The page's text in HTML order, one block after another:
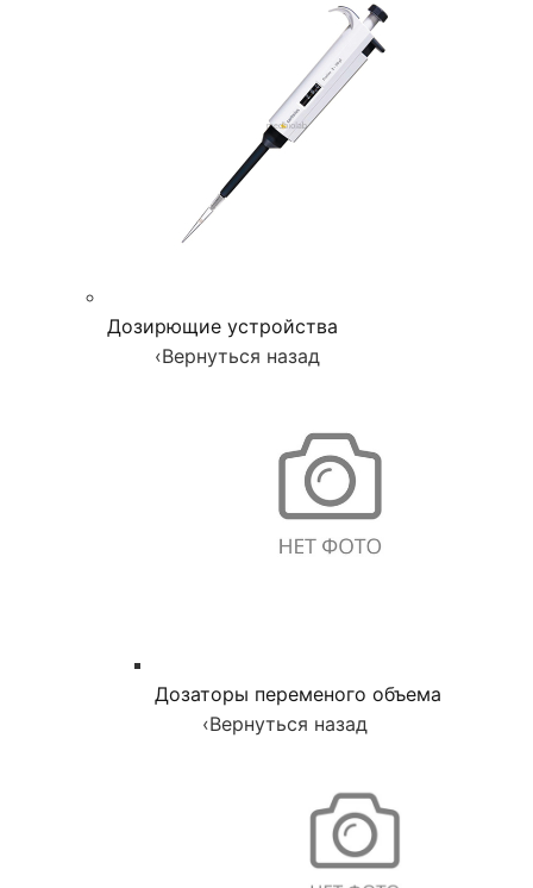
Дозирющие устройства
‹Вернуться назад
Дозаторы переменого объема
‹Вернуться назад